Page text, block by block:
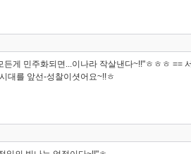
게 민주화되면...이나라 작살낸다~!!"ㅎㅎㅎ ==
대를 앞선-성찰이셧어요~!!ㅎ